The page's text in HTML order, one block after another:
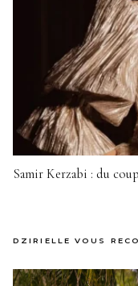
Samir Kerzabi : du
DZIRIELLE VOUS